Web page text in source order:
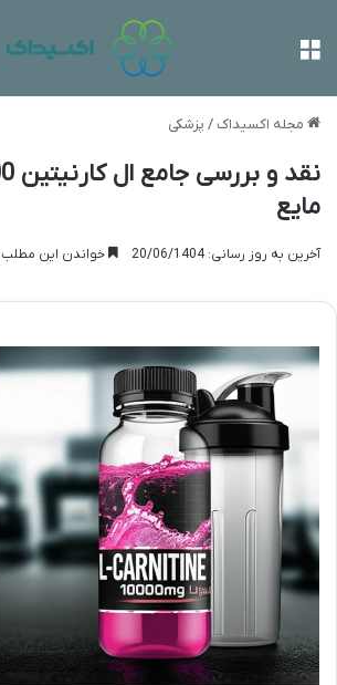
مجله اکسیداک/ پزشکی
مایع
آخرین به روز رسانی: 20/06/1404 خواندن این مطلب 17 دقیقه زمان میبرد